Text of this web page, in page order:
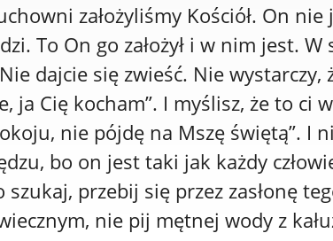
założyliśmy Kościół. On
To On go założył i w nim jest.
dajcie się zwieść. Nie wystarczy,
ja Cię kocham”. I myślisz, że to ci
nie pójdę na Mszę świętą”. I
bo on jest taki jak każdy
przebij się przez zasłonę
nie pij mętnej wody z